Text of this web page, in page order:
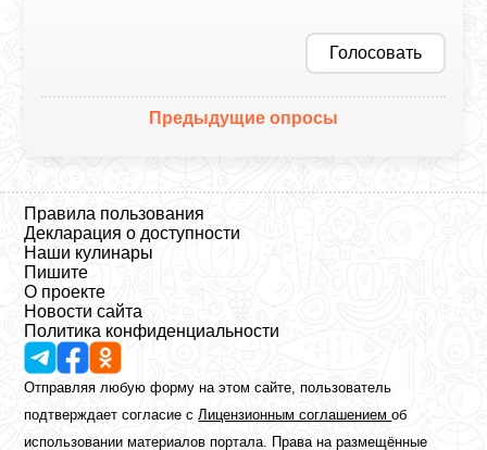
Голосовать
Предыдущие опросы
Правила пользования
Декларация о доступности
Наши кулинары
Пишите
О проекте
Новости сайта
Политика конфиденциальности
Отправляя любую форму на этом сайте, пользователь
подтверждает согласие сЛицензионным соглашениемоб
использовании материалов портала. Права на размещённые